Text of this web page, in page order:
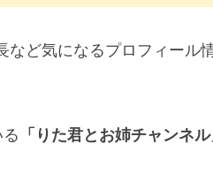
ど気になるプロフィール
「りた君とお姉チャンネル